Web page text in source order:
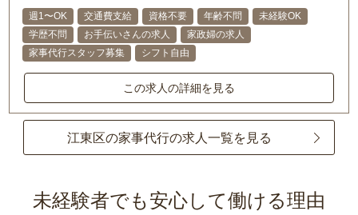
週1〜OK 交通費支給 資格不要 年齢不問
未経験OK
学歴不問
お手伝いさんの求人
家政婦の求人
家事代行スタッフ募集
シフト自由
この求人の詳細を見る
江東区の家事代行の求人一覧を見る
未経験者でも安心して働ける理由